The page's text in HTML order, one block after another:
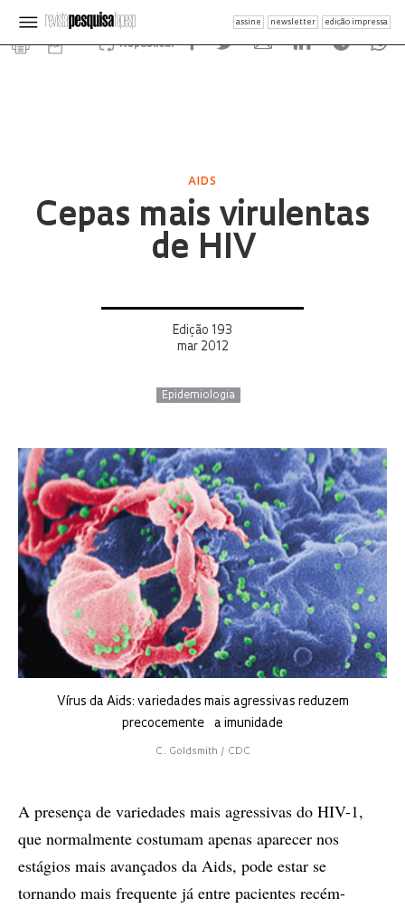
assine newsletter edição impressa
Republicar
AIDS
Cepas mais virulentas
de HIV
Edição 193
mar 2012
Epidemiologia
Vírus da Aids: variedades mais agressivas reduzem
precocemente a imunidade
C. Goldsmith / CDC
A presença de variedades mais agressivas do HIV-1,
que normalmente costumam apenas aparecer nos
estágios mais avançados da Aids, pode estar se
tornando mais frequente já entre pacientes recém-